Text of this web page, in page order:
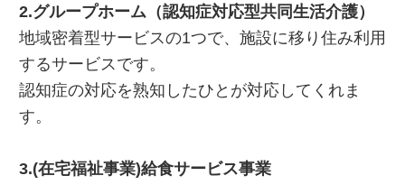
2.グループホーム（認知症対応型共同生活介護）
地域密着型サービスの1つで、施設に移り住み利用
するサービスです。
認知症の対応を熟知したひとが対応してくれま
す。
3.(在宅福祉事業)給食サービス事業